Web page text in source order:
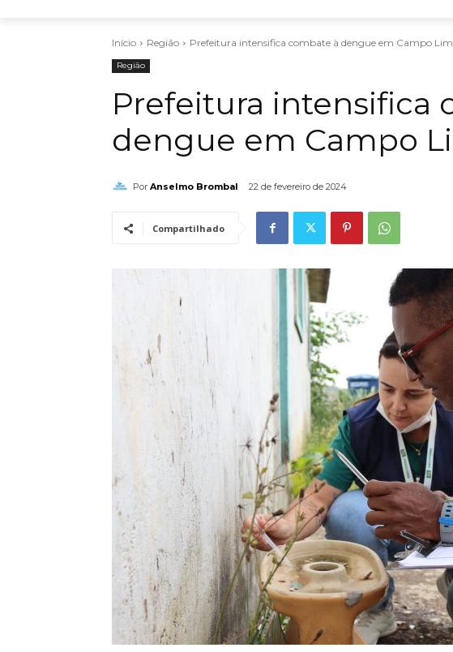
Início Região Prefeitura intensifica combate à dengue em Campo
Região
Prefeitura intensifica
dengue em Campo
Por Anselmo Brombal 22 de fevereiro de 2024
Compartilhado